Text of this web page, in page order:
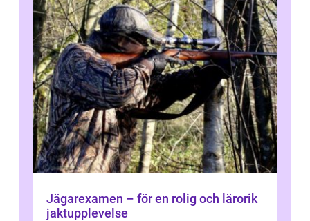
Jägarexamen – för en rolig och lärorik
jaktupplevelse